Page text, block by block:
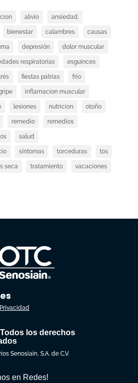
alivio ansiedad.
bienestar calambres causas
depresión dolor muscular
respiratorias esguinces
fiestas patrias frío
inflamacion muscular
lesiones nutricion otoño
remedio remedios
salud
síntomas torceduras tos
seca tratamiento vacaciones
los derechos
Senosiain, S.A. de C.V.
en Redes!